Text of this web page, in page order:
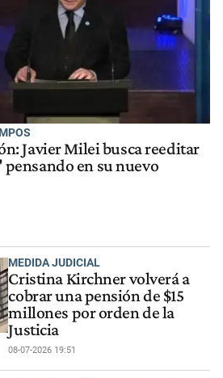
Javier Milei busca reeditar
en su nuevo
MEDIDA JUDICIAL
Cristina Kirchner volverá a
cobrar una pensión de $15
millones por orden de la
Justicia
08-07-2026 19:51